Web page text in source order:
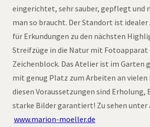
eingerichtet, sehr sauber, gepflegt und
man so braucht. Der Standort ist
für Erkundungen zu den nächsten
Streifzüge in die Natur mit Fotoapparat
Zeichenblock. Das Atelier ist im Garten
mit genug Platz zum Arbeiten an
diesen Voraussetzungen sind Erholung,
starke Bilder garantiert! Zu sehen unter
www.marion-moeller.de